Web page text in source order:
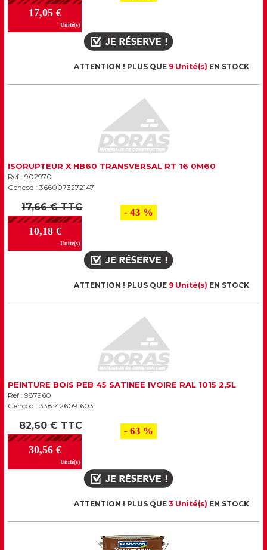
17,05 €
Unité(s)
ATTENTION ! PLUS QUE 9 Unité(s) EN STOCK
ISORUPTEUR X HB60 TRANSVERSAL RT 16 0M60
Réf : 902970
Gencod : 3660073272147
17,66 € TTC
10,18 €
Unité(s)
- 43 %
ATTENTION ! PLUS QUE 9 Unité(s) EN STOCK
PEINTURE BOIS PEB 45 SATINEE IVOIRE RAL 1015 2,5L
Réf : 987960
Gencod : 3381426091603
82,60 € TTC
30,56 €
Unité(s)
- 63 %
ATTENTION ! PLUS QUE 3 Unité(s) EN STOCK